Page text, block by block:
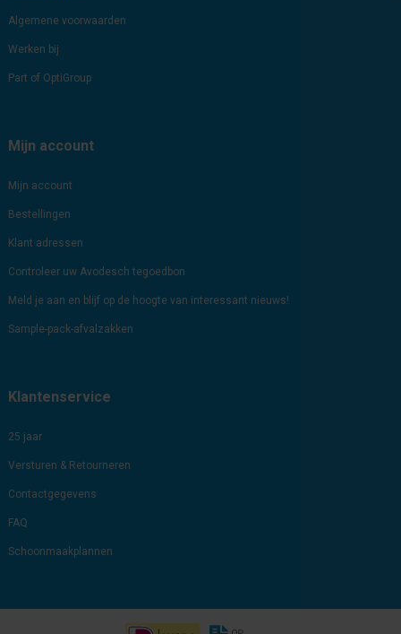
Algemene voorwaarden
Werken bij
Part of OptiGroup
Mijn account
Mijn account
Bestellingen
Klant adressen
Controleer uw Avodesch tegoedbon
Meld je aan en blijf op de hoogte van interessant nieuws!
Sample-pack-afvalzakken
Klantenservice
25 jaar
Versturen & Retourneren
Contactgegevens
FAQ
Schoonmaakplannen